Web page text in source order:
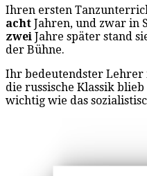
Ihren ersten
acht Jahren, und zwar in
zwei Jahre später stand
der Bühne.
Ihr bedeutendster Lehrer
die russische Klassik
wichtig wie das